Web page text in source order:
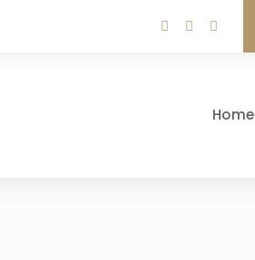
Home